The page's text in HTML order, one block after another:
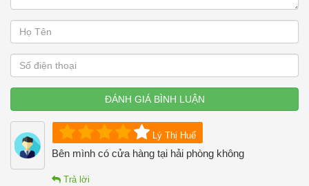
ĐÁNH GIÁ BÌNH LUẬN
Lý Thị Huế
Bên mình có cửa hàng tại hải phòng không
Trả lời